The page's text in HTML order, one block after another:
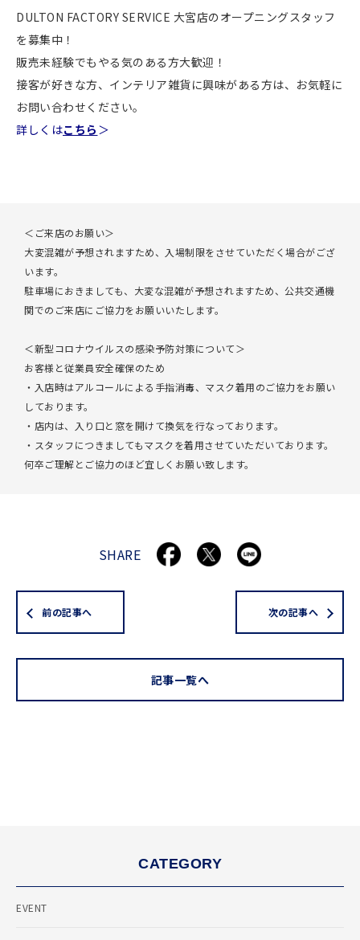
DULTON FACTORY SERVICE 大宮店のオープニングスタッフ
を募集中！
販売未経験でもやる気のある方大歓迎！
接客が好きな方、インテリア雑貨に興味がある方は、お気軽に
お問い合わせください。
詳しくはこちら ＞
＜ご来店のお願い＞
大変混雑が予想されますため、入場制限をさせていただく場合がござ
います。
駐車場におきましても、大変な混雑が予想されますため、公共交通機
関でのご来店にご協力をお願いいたします。
＜新型コロナウイルスの感染予防対策について＞
お客様と従業員安全確保のため
・入店時はアルコールによる手指消毒、マスク着用のご協力をお願い
しております。
・店内は、入り口と窓を開けて換気を行なっております。
・スタッフにつきましてもマスクを着用させていただいております。
何卒ご理解とご協力のほど宜しくお願い致します。
SHARE
前の記事へ
記事一覧へ
次の記事へ
CATEGORY
EVENT